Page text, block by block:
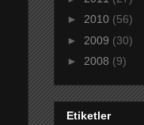
► 2010 (56)
► 2009 (30)
► 2008 (9)
Etiketler